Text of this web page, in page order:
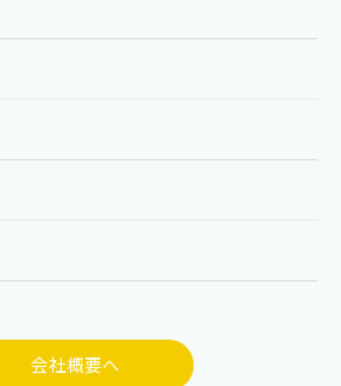
会社概要へ